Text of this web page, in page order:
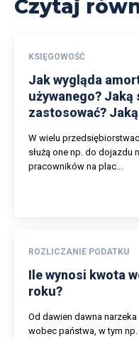
Czytaj
KSIĘGOWOŚĆ
Jak wygląda
używanego?
zastosować?
W wielu
służą one np. do dojazdu
pracowników na plac...
ROZLICZANIE PODATKU
Ile wynosi kwota
roku?
Od dawien dawna
wobec państwa, w tym